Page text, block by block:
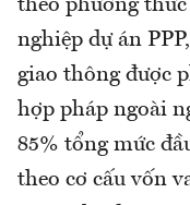
theo phương
nghiệp dự án
giao thông được
hợp pháp ngoài
85% tổng mức
theo cơ cấu vốn